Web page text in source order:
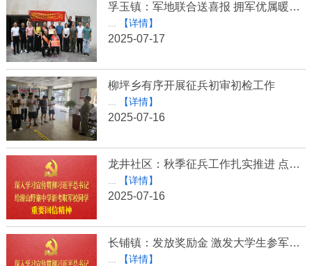
孚玉镇：军地联合送喜报 拥军优属暖人心
【详情】
2025-07-17
柳坪乡有序开展征兵初审初检工作
【详情】
2025-07-16
龙井社区：秋季征兵工作扎实推进 点燃青年参军报国热情
【详情】
2025-07-16
长铺镇：发放奖励金 激发大学生参军热情
【详情】